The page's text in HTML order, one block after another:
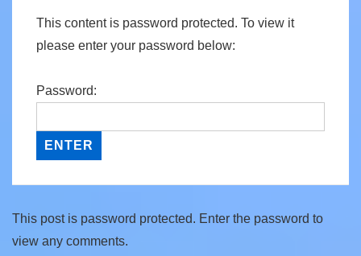
This content is password protected. To view it
please enter your password below:
Password:
This post is password protected. Enter the password to
view any comments.